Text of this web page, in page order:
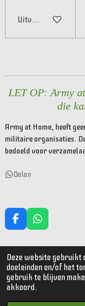
Deze website gebruikt
doeleinden en/of het
gebruik te blijven
akkoord.
Uitverkocht
LET OP: Army
die
Army at Home, heeft
militaire organisaties.
bedoeld voor
Delen
F
a
b
o
o
k
W
h
s
A
p
© 2023 - 2026
Powered by JouwWeb